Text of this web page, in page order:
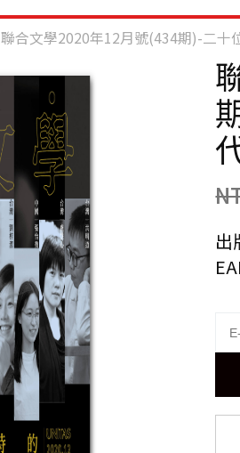
聯合文學2020年12月號(434期)-二十
出